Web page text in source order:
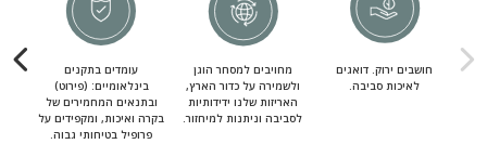
חושבים ירוק. דואגים
לאיכות סביבה.
מחויבים למסחר הוגן
ולשמירה על כדור הארץ,
האריזות שלנו ידידותיות
לסביבה וניתנות למיחזור.
עומדים בתקנים
בינלאומיים: (פירוט)
ובתנאים המחמירים של
בקרה ואיכות, ומקפידים על
פרופיל בטיחותי גבוה.